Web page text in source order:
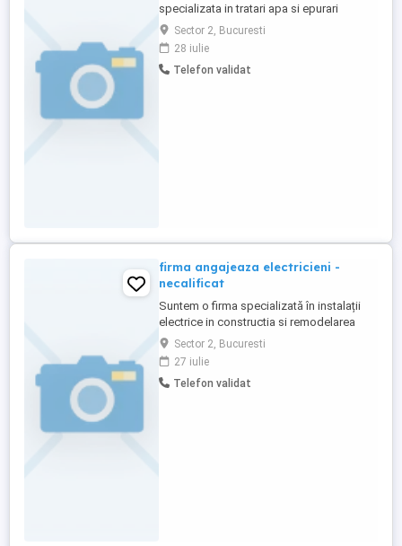
specializata in tratari apa si epurari
angajeaza Lacatus Mecanic si Instalator in
vederea completari echipei. - Lacatus
mecanic - montaj echipamente (
pompe,mixere,sisteme aerare,sisteme de
Sector 2, Bucuresti
28 iulie
Telefon validat
firma angajeaza electricieni -
necalificat
Suntem o firma specializată în instalații
electrice in constructia si remodelarea
spatiilor comerciale. Ce presupune
activitatea: Montaj jgheab cablu, cablare
aparenta in tub pvc. Montaj aparataje
electrice Conectare doze și tablouri
Sector 2, Bucuresti
27 iulie
Telefon validat